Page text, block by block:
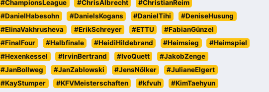
#ChampionsLeague
#ChrisAlbrecht
#ChristianReim
#DanielHabesohn
#DanielsKogans #DanielTihi
#DeniseHusung
#ElinaVakhrusheva
#ErikSchreyer #ETTU
#FabianGünzel
#FinalFour
#Halbfinale #HeidiHildebrand #Heimsieg
#Heimspiel
#Hexenkessel
#IrvinBertrand #IvoQuett
#JakobZenge
#JanBollweg
#JanZablowski #JensNölker
#JulianeElgert
#KayStumper
#KFVMeisterschaften #kfvuh
#KimTaehyun